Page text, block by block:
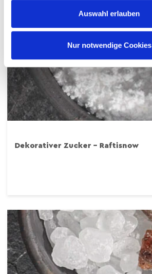
Auswahl erlauben
Nur notwendige Cookies
Dekorativer Zucker – Raftisnow